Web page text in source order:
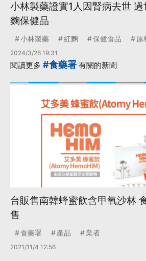
小林製藥證實1人因腎病去世
麴保健品
小林製藥 紅麴 保健食品 原
2024/3/26 19:31
閱讀更多 #食藥署 有關的新聞
台販售南韓蜂蜜飲含甲氧沙林
售
食藥署 產品 業者
2021/11/4 12:56